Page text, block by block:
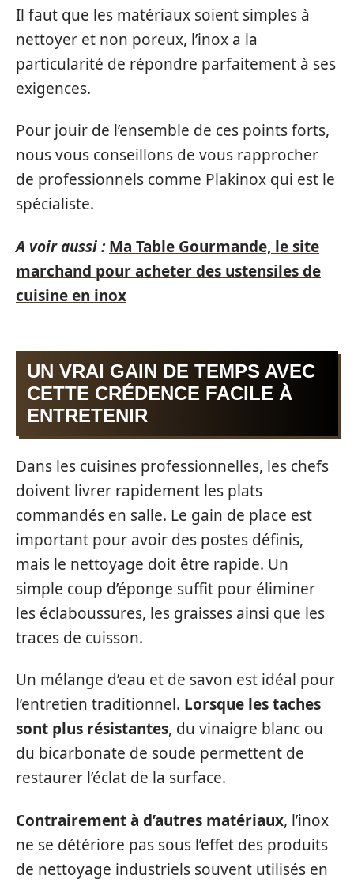
Il faut que les matériaux soient simples à
nettoyer et non poreux, l’inox a la
particularité de répondre parfaitement à ses
exigences.
Pour jouir de l’ensemble de ces points forts,
nous vous conseillons de vous rapprocher
de professionnels comme Plakinox qui est le
spécialiste.
A voir aussi : Ma Table Gourmande, le site
marchand pour acheter des ustensiles de
cuisine en inox
UN VRAI GAIN DE TEMPS AVEC
CETTE CRÉDENCE FACILE À
ENTRETENIR
Dans les cuisines professionnelles, les chefs
doivent livrer rapidement les plats
commandés en salle. Le gain de place est
important pour avoir des postes définis,
mais le nettoyage doit être rapide. Un
simple coup d’éponge suffit pour éliminer
les éclaboussures, les graisses ainsi que les
traces de cuisson.
Un mélange d’eau et de savon est idéal pour
l’entretien traditionnel. Lorsque les taches
sont plus résistantes, du vinaigre blanc ou
du bicarbonate de soude permettent de
restaurer l’éclat de la surface.
Contrairement à d’autres matériaux, l’inox
ne se détériore pas sous l’effet des produits
de nettoyage industriels souvent utilisés en